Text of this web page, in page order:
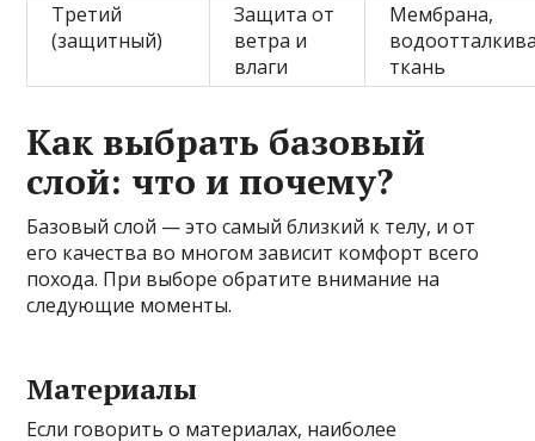
Третий
(защитный)
Защита от
ветра и
влаги
Мембрана,
ткань
Как выбрать базовый
слой: что и почему?
Базовый слой — это самый близкий к телу, и от
его качества во многом зависит комфорт всего
похода. При выборе обратите внимание на
следующие моменты.
Материалы
Если говорить о материалах, наиболее